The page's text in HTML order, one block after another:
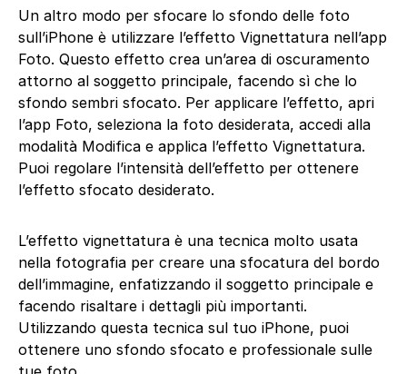
Un altro modo per sfocare lo sfondo delle foto
sull’iPhone è utilizzare l’effetto Vignettatura nell’app
Foto. Questo effetto crea un’area di oscuramento
attorno al soggetto principale, facendo sì che lo
sfondo sembri sfocato. Per applicare l’effetto, apri
l’app Foto, seleziona la foto desiderata, accedi alla
modalità Modifica e applica l’effetto Vignettatura.
Puoi regolare l’intensità dell’effetto per ottenere
l’effetto sfocato desiderato.
L’effetto vignettatura è una tecnica molto usata
nella fotografia per creare una sfocatura del bordo
dell’immagine, enfatizzando il soggetto principale e
facendo risaltare i dettagli più importanti.
Utilizzando questa tecnica sul tuo iPhone, puoi
ottenere uno sfondo sfocato e professionale sulle